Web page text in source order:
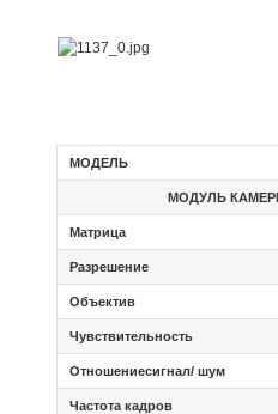
МОДЕЛЬ
МОДУЛЬ
Матрица
Разрешение
Объектив
Чувствительность
Отношениесигнал/ шум
Частота кадров